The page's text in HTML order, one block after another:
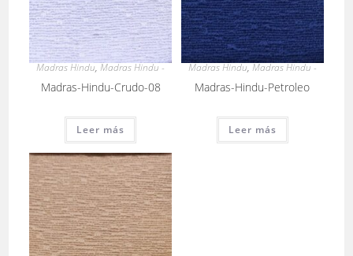
Madras Hindu,Madras Hindu -
Madras-Hindu-Crudo-08
Leer más
Madras Hindu,Madras Hindu -
Madras-Hindu-Petroleo
Leer más